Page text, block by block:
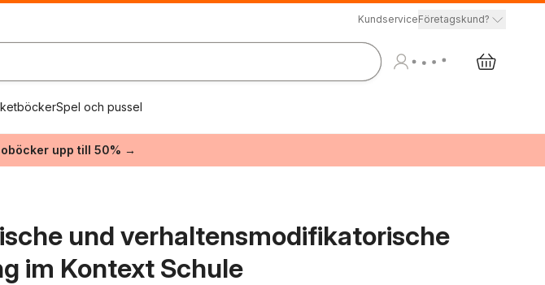
KundserviceFöretagskund?
Spel och pussel
upp till 50% →
und verhaltensmodifikatorische
im Kontext Schule